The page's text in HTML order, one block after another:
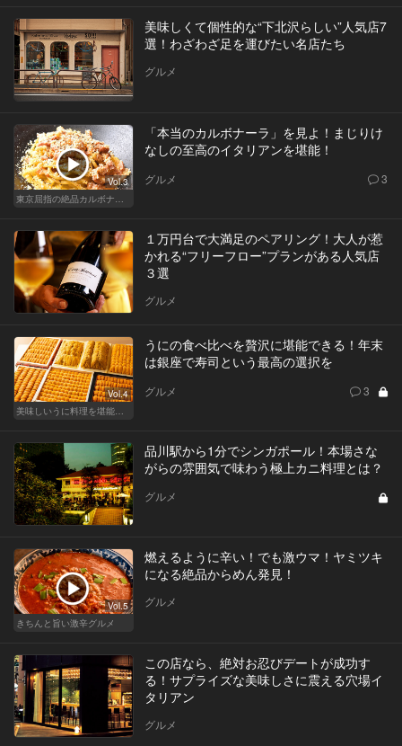
美味しくて個性的な“下北沢らしい”人気店7
選！わざわざ足を運びたい名店たち
グルメ
Vol.3
東京屈指の絶品カルボナーラ！すぐに行きたくなる美味しい人気店
「本当のカルボナーラ」を見よ！まじりけ
なしの至高のイタリアンを堪能！
グルメ 3
１万円台で大満足のペアリング！大人が惹
かれる“フリーフロー”プランがある人気店
３選
グルメ
Vol.4
美味しいうに料理を堪能できる東京の名店
うにの食べ比べを贅沢に堪能できる！年末
は銀座で寿司という最高の選択を
グルメ 3
品川駅から1分でシンガポール！本場さな
がらの雰囲気で味わう極上カニ料理とは？
グルメ
Vol.5
きちんと旨い激辛グルメ
燃えるように辛い！でも激ウマ！ヤミツキ
になる絶品からめん発見！
グルメ
この店なら、絶対お忍びデートが成功す
る！サプライズな美味しさに震える穴場イ
タリアン
グルメ